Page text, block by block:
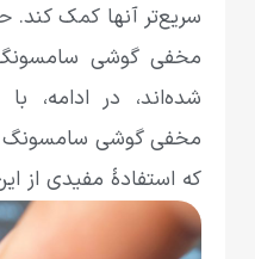
سریع‌تر آنها کمک
مخفی گوشی
شده‌اند، در ادامه،
مخفی گوشی سامسونگ
که استفادۀ مفیدی از